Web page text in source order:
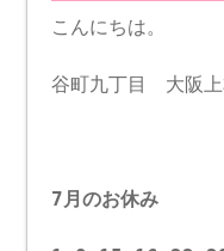
こんにちは。
谷町九丁目 大阪
7月のお休み